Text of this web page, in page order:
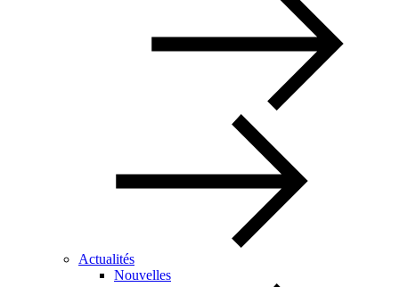
Actualités
Nouvelles